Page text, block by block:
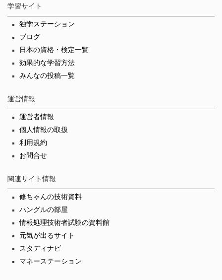
学習サイト
独学ステーション
ブログ
日本の資格・検定一覧
効果的な学習方法
みんなの投稿一覧
運営情報
運営者情報
個人情報の取扱
利用規約
お問合せ
関連サイト情報
修ちゃんの技術資料
ハングルの部屋
情報処理技術者試験の資料館
元気が出るサイト
スタディナビ
マネーステーション